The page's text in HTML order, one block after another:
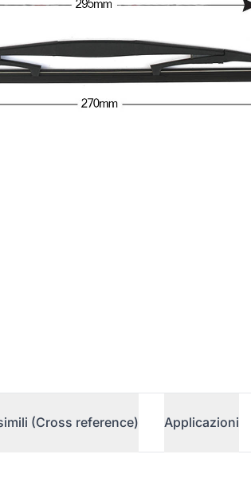
(Cross reference) Applicazioni